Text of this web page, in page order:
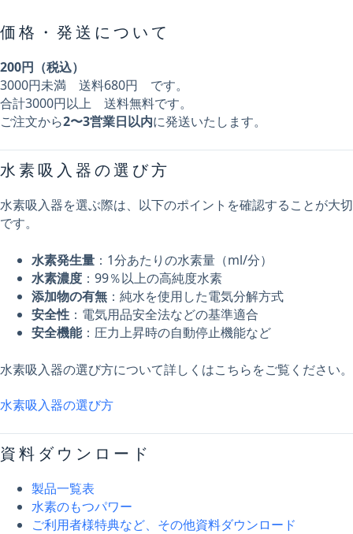
価格・発送について
200円（税込）
3000円未満 送料680円 です。
合計3000円以上 送料無料です。
ご注文から2〜3営業日以内に発送いたします。
水素吸入器の選び方
水素吸入器を選ぶ際は、以下のポイントを確認することが大切
です。
水素発生量 ：1分あたりの水素量（ml/分）
水素濃度 ：99％以上の高純度水素
添加物の有無 ：純水を使用した電気分解方式
安全性 ：電気用品安全法などの基準適合
安全機能：圧力上昇時の自動停止機能など
水素吸入器の選び方について詳しくはこちらをご覧ください。
水素吸入器の選び方
資料ダウンロード
製品一覧表
水素のもつパワー
ご利用者様特典など、その他資料ダウンロード